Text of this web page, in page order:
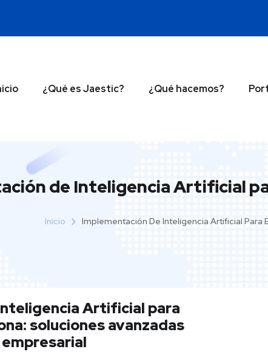
¿Qué es Jaestic? ¿Qué hacemos?
de Inteligencia Artificial
Inicio Implementación De Inteligencia Artificial Para
Artificial para
soluciones avanzadas